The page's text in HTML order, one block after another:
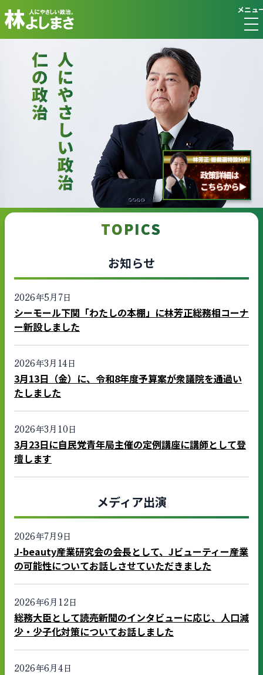
メニュ
TOPICS
お知らせ
2026年5月7日
シーモール下関「わたしの本棚」に林芳正総務相コーナ
ー新設しました
2026年3月14日
3月13日（金）に、令和8年度予算案が衆議院を通過い
たしました
2026年3月10日
3月23日に自民党青年局主催の定例講座に講師として登
壇します
メディア出演
2026年7月9日
J-beauty産業研究会の会長として、Jビューティー産業
の可能性についてお話しさせていただきました
2026年6月12日
総務大臣として読売新聞のインタビューに応じ、人口減
少・少子化対策についてお話しました
2026年6月4日